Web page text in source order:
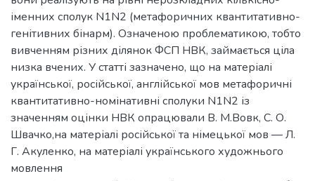
іменних сполук N1N2 (метафоричних квантитативно-
генітивних бінарм). Означеною проблематикою, тобто
вивченням різних ділянок ФСП НВК, займається ціла
низка вчених. У статті зазначено, що на матеріалі
української, російської, англійської мов метафоричні
квантитативно-номінативні сполуки N1N2 із
значенням оцінки НВК опрацювали В. М.Вовк, С. О.
Швачко,на матеріалі російської та німецької мов — Л.
Г. Акуленко, на матеріалі українського художнього
мовлення